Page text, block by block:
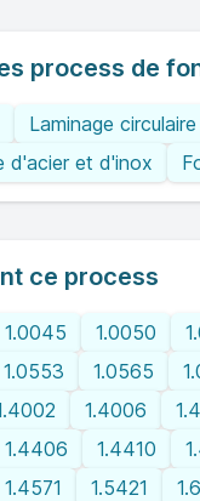
process de
Laminage circulaire
d'acier et d'inox
ce process
1.0045 1.0050
1.0553 1.0565
1.4006
1.4406 1.4410
1.4571 1.5421